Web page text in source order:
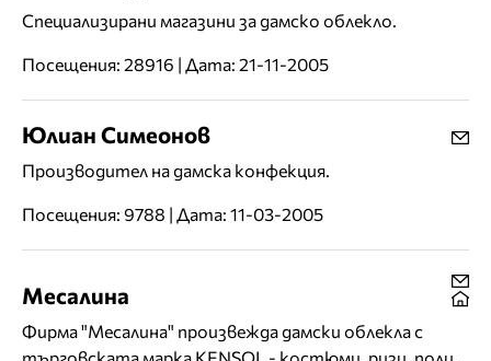
Специализирани магазини за дамско облекло.
Посещения: 28916 | Дата: 21-11-2005
Юлиан Симеонов
Производител на дамска конфекция.
Посещения: 9788 | Дата: 11-03-2005
Месалина
Фирма "Месалина" произвежда дамски облекла с